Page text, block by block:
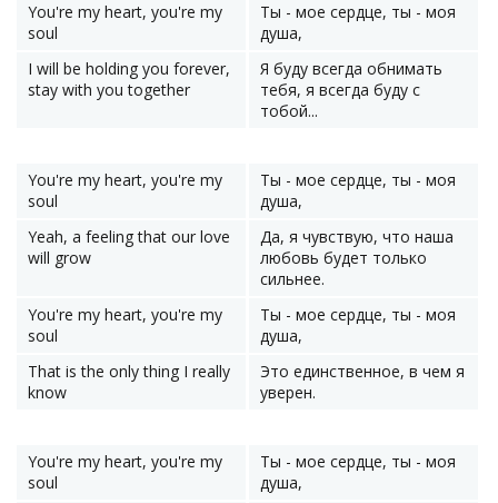
You're my heart, you're my
soul
Ты - мое сердце, ты - моя
душа,
I will be holding you forever,
stay with you together
Я буду всегда обнимать
тебя, я всегда буду с
тобой...
You're my heart, you're my
soul
Ты - мое сердце, ты - моя
душа,
Yeah, a feeling that our love
will grow
Да, я чувствую, что наша
любовь будет только
сильнее.
You're my heart, you're my
soul
Ты - мое сердце, ты - моя
душа,
That is the only thing I really
know
Это единственное, в чем я
уверен.
You're my heart, you're my
soul
Ты - мое сердце, ты - моя
душа,